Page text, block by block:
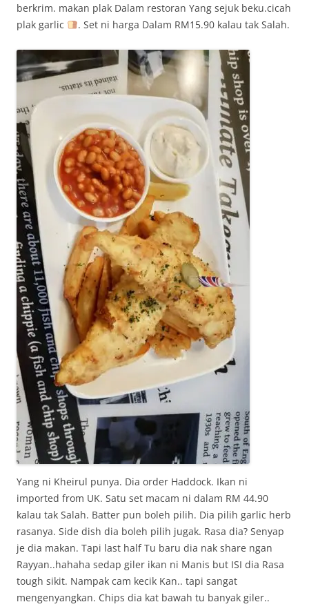
berkrim. makan plak Dalam restoran Yang sejuk beku.cicah
plak garlic
. Set ni harga Dalam RM15.90 kalau tak Salah.
Yang ni Kheirul punya. Dia order Haddock. Ikan ni
imported from UK. Satu set macam ni dalam RM 44.90
kalau tak Salah. Batter pun boleh pilih. Dia pilih garlic herb
rasanya. Side dish dia boleh pilih jugak. Rasa dia? Senyap
je dia makan. Tapi last half Tu baru dia nak share ngan
Rayyan..hahaha sedap giler ikan ni Manis but ISI dia Rasa
tough sikit. Nampak cam kecik Kan.. tapi sangat
mengenyangkan. Chips dia kat bawah tu banyak giler..